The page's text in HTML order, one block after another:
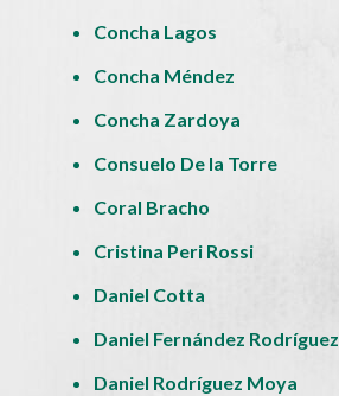
Concha Lagos
Concha Méndez
Concha Zardoya
Consuelo De la Torre
Coral Bracho
Cristina Peri Rossi
Daniel Cotta
Daniel Fernández Rodríguez
Daniel Rodríguez Moya